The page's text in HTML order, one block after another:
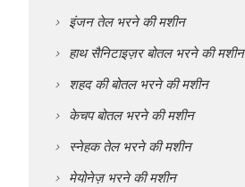
इंजन तेल भरने की मशीन
हाथ सैनिटाइज़र बोतल भरने की मशीन
शहद की बोतल भरने की मशीन
केचप बोतल भरने की मशीन
स्नेहक तेल भरने की मशीन
मेयोनेज़ भरने की मशीन